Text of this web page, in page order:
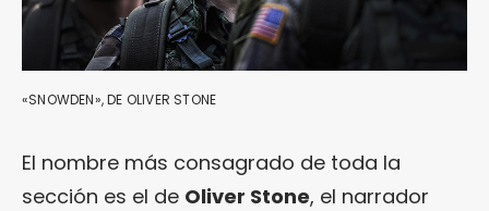
«SNOWDEN», DE OLIVER STONE
El nombre más consagrado de toda la
sección es el de Oliver Stone, el narrador